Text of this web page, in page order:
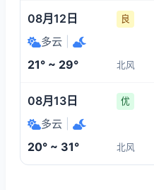
08月12日 良
多云
21° ~ 29° 北风
08月13日 优
多云
20° ~ 31° 北风